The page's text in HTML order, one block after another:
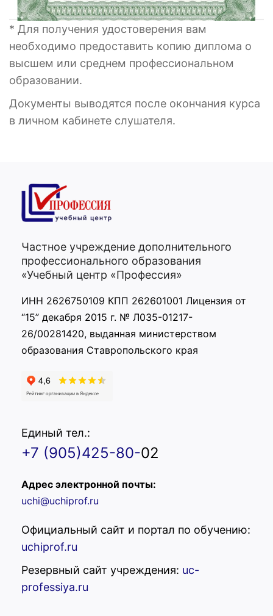
* Для получения удостоверения вам
необходимо предоставить копию диплома о
высшем или среднем профессиональном
образовании.
Документы выводятся после окончания курса
в личном кабинете слушателя.
Частное учреждение дополнительного
профессионального образования
«Учебный центр «Профессия»
ИНН 2626750109 КПП 262601001 Лицензия от
“15” декабря 2015 г. № Л035-01217-
26/00281420, выданная министерством
образования Ставропольского края
Единый тел.:
+7 (905)425-80-02
Адрес электронной почты:
uchi@uchiprof.ru
Официальный сайт и портал по обучению:
uchiprof.ru
Резервный сайт учреждения: uc-
professiya.ru